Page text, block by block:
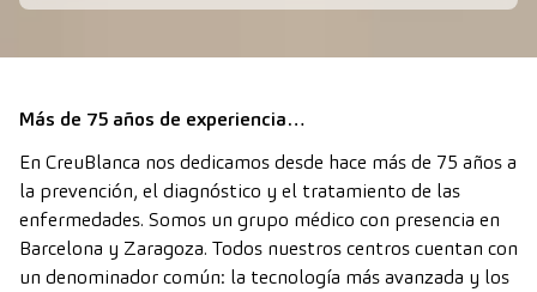
Más de 75 años de experiencia…
En CreuBlanca nos dedicamos desde hace más de 75 años a
la prevención, el diagnóstico y el tratamiento de las
enfermedades. Somos un grupo médico con presencia en
Barcelona y Zaragoza. Todos nuestros centros cuentan con
un denominador común: la tecnología más avanzada y los